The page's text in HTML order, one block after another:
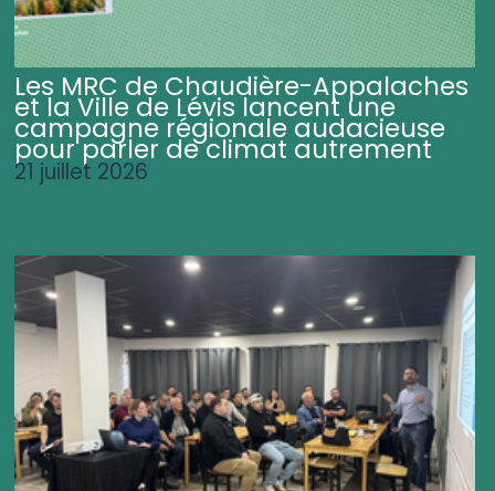
Les MRC de Chaudière-Appalaches
et la Ville de Lévis lancent une
campagne régionale audacieuse
pour parler de climat autrement
21 juillet 2026